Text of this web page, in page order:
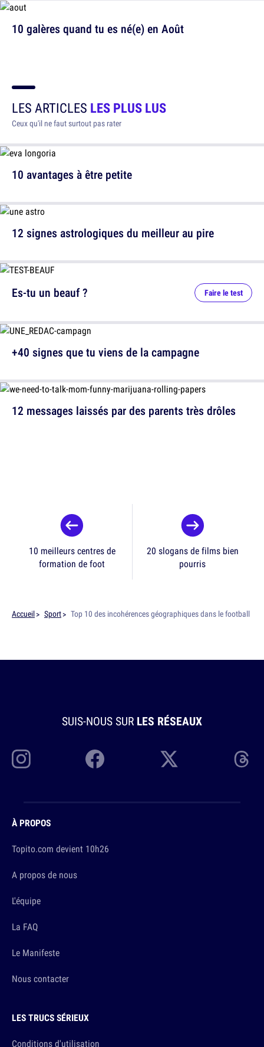
10 galères quand tu es né(e) en Août
LES ARTICLES LES PLUS LUS
Ceux qu'il ne faut surtout pas rater
10 avantages à être petite
12 signes astrologiques du meilleur au pire
12 messages laissés par des parents très drôles
Es-tu un beauf ? Faire le test
+40 signes que tu viens de la campagne
10 meilleurs centres de
formation de foot
20 slogans de films bien
pourris
Accueil Sport Top 10 des incohérences géographiques dans le football
SUIS-NOUS SUR LES RÉSEAUX
À PROPOS
Topito.com devient 10h26
A propos de nous
L'équipe
La FAQ
Le Manifeste
Nous contacter
LES TRUCS SÉRIEUX
Conditions d'utilisation